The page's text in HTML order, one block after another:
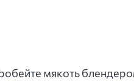
мякоть